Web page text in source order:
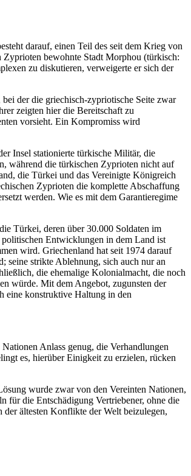
darauf, einen Teil des seit dem Krieg von
Zyprioten bewohnte Stadt Morphou (türkisch:
zu diskutieren, verweigerte er sich der
der die griechisch-zypriotische Seite zwar
zeigten hier die Bereitschaft zu
vorsieht. Ein Kompromiss wird
Insel stationierte türkische Militär, die
während die türkischen Zyprioten nicht auf
die Türkei und das Vereinigte Königreich
Zyprioten die komplette Abschaffung
werden. Wie es mit dem Garantieregime
Türkei, deren über 30.000 Soldaten im
Entwicklungen in dem Land ist
wird. Griechenland hat seit 1974 darauf
seine strikte Ablehnung, sich auch nur an
die ehemalige Kolonialmacht, die noch
würde. Mit dem Angebot, zugunsten der
eine konstruktive Haltung in den
Anlass genug, die Verhandlungen
es, hierüber Einigkeit zu erzielen, rücken
wurde zwar von den Vereinten Nationen,
für die Entschädigung Vertriebener, ohne die
ältesten Konflikte der Welt beizulegen,